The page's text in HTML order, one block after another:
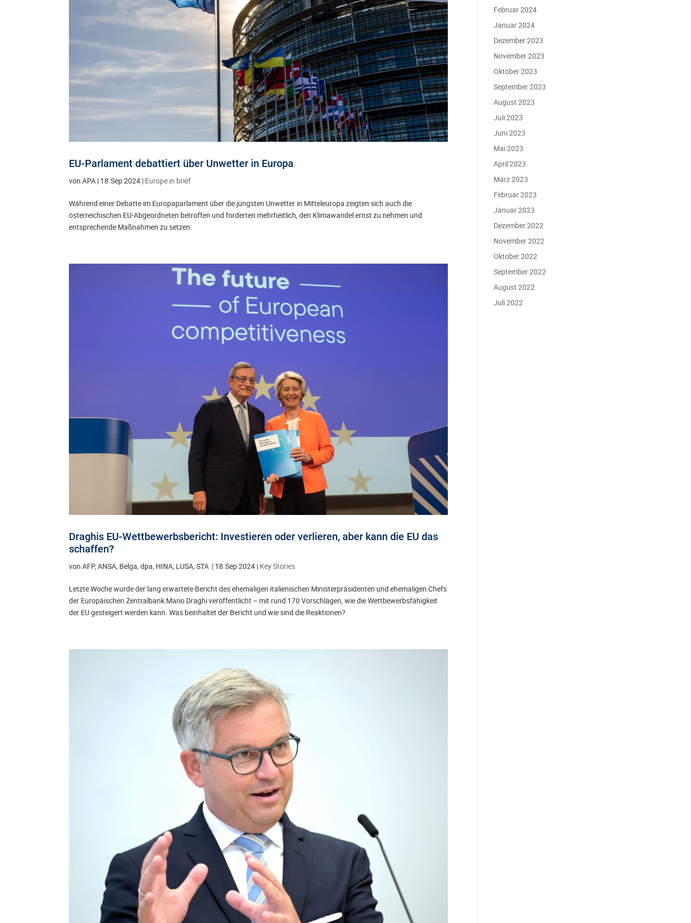
EU-Parlament debattiert über Unwetter in Europa
vonAPA | 18.Sep 2024 | Europe in brief
Während einer Debatte im Europaparlament über die jüngsten Unwetter in Mitteleuropa zeigten sich auch die
österreichischen EU-Abgeordneten betroffen und forderten mehrheitlich, den Klimawandel ernst zu nehmen und
entsprechende Maßnahmen zu setzen.
Draghis EU-Wettbewerbsbericht: Investieren oder verlieren, aber kann die EU das
schaffen?
vonAFP, ANSA, Belga, dpa, HINA, LUSA, STA | 18.Sep 2024 | Key Stories
Letzte Woche wurde der lang erwartete Bericht des ehemaligen italienischen Ministerpräsidenten und ehemaligen Chefs
der Europäischen Zentralbank Mario Draghi veröffentlicht – mit rund 170 Vorschlägen, wie die Wettbewerbsfähigkeit
der EU gesteigert werden kann. Was beinhaltet der Bericht und wie sind die Reaktionen?
Februar 2024
Januar 2024
Dezember 2023
November 2023
Oktober 2023
September 2023
August 2023
Juli 2023
Juni 2023
Mai 2023
April 2023
März 2023
Februar 2023
Januar 2023
Dezember 2022
November 2022
Oktober 2022
September 2022
August 2022
Juli 2022